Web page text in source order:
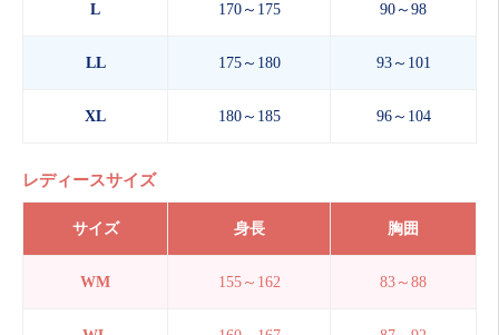
L 170～175 90～98
LL 175～180 93～101
XL 180～185 96～104
レディースサイズ
サイズ 身長 胸囲
WM 155～162 83～88